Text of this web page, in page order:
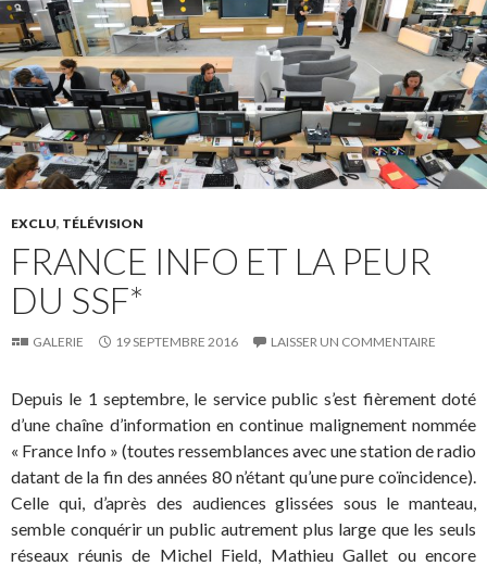
EXCLU, TÉLÉVISION
FRANCE INFO ET LA PEUR
DU SSF*
GALERIE 19 SEPTEMBRE 2016 LAISSER UN COMMENTAIRE
Depuis le 1 septembre, le service public s’est fièrement doté
d’une chaîne d’information en continue malignement nommée
« France Info » (toutes ressemblances avec une station de radio
datant de la fin des années 80 n’étant qu’une pure coïncidence).
Celle qui, d’après des audiences glissées sous le manteau,
semble conquérir un public autrement plus large que les seuls
réseaux réunis de Michel Field, Mathieu Gallet ou encore